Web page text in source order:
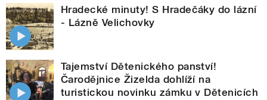
Hradecké minuty! S Hradečáky do lázní
- Lázně Velichovky
Tajemství Dětenického panství!
Čarodějnice Žizelda dohlíží na
turistickou novinku zámku v Dětenicích